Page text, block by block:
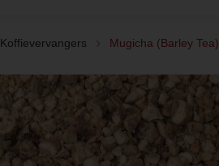
Koffievervangers Mugicha (Barley Tea)